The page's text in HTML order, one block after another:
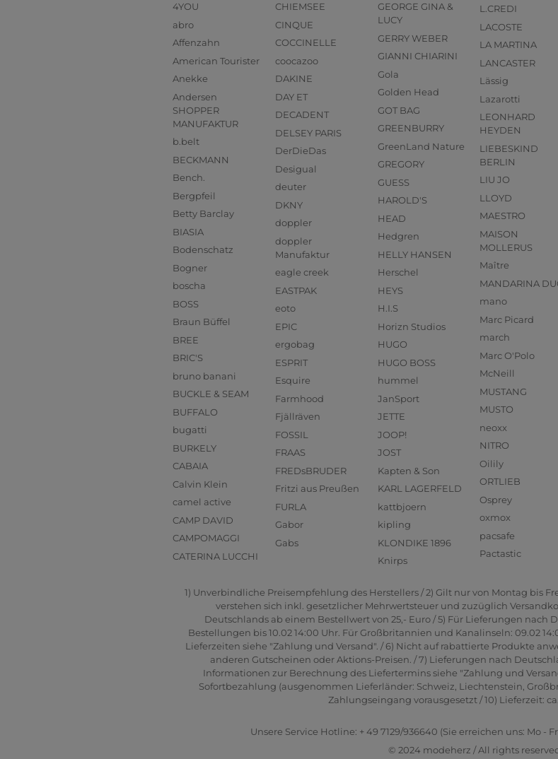
4YOU
abro
Affenzahn
American Tourister
Anekke
Andersen
SHOPPER
MANUFAKTUR
b.belt
BECKMANN
Bench.
Bergpfeil
Betty Barclay
BIASIA
Bodenschatz
Bogner
boscha
BOSS
Braun Büffel
BREE
BRIC'S
bruno banani
BUCKLE & SEAM
BUFFALO
bugatti
BURKELY
CABAIA
Calvin Klein
camel active
CAMP DAVID
CAMPOMAGGI
CATERINA LUCCHI
CHIEMSEE
CINQUE
COCCINELLE
coocazoo
DAKINE
DAY ET
DECADENT
DELSEY PARIS
DerDieDas
Desigual
deuter
DKNY
doppler
doppler
Manufaktur
eagle creek
EASTPAK
eoto
EPIC
ergobag
ESPRIT
Esquire
Farmhood
Fjällräven
FOSSIL
FRAAS
FREDsBRUDER
Fritzi aus Preußen
FURLA
Gabor
Gabs
GEORGE GINA &
LUCY
GERRY WEBER
GIANNI CHIARINI
Gola
Golden Head
GOT BAG
GREENBURRY
GreenLand Nature
GREGORY
GUESS
HAROLD'S
HEAD
Hedgren
HELLY HANSEN
Herschel
HEYS
H.I.S
Horizn Studios
HUGO
HUGO BOSS
hummel
JanSport
JETTE
JOOP!
JOST
Kapten & Son
KARL LAGERFELD
kattbjoern
kipling
KLONDIKE 1896
Knirps
L.CREDI
LACOSTE
LA MARTINA
LANCASTER
Lässig
Lazarotti
LEONHARD
HEYDEN
LIEBESKIND
BERLIN
LIU JO
LLOYD
MAESTRO
MAISON
MOLLERUS
Maître
MANDARINA
mano
Marc Picard
march
Marc O'Polo
McNeill
MUSTANG
MUSTO
neoxx
NITRO
Oilily
ORTLIEB
Osprey
oxmox
pacsafe
Pactastic
1) Unverbindliche Preisempfehlung des Herstellers / 2) Gilt nur von Montag bis
verstehen sich inkl. gesetzlicher Mehrwertsteuer und zuzüglich
Deutschlands ab einem Bestellwert von 25,- Euro / 5) Für Lieferungen nach
Bestellungen bis 10.02 14:00 Uhr. Für Großbritannien und Kanalinseln: 09.02
Lieferzeiten siehe "Zahlung und Versand". / 6) Nicht auf rabattierte Produkte
anderen Gutscheinen oder Aktions-Preisen. / 7) Lieferungen nach
Informationen zur Berechnung des Liefertermins siehe "Zahlung und
Sofortbezahlung (ausgenommen Lieferländer: Schweiz, Liechtenstein,
Zahlungseingang vorausgesetzt / 10) Lieferzeit:
Unsere Service Hotline: + 49 7129/936640 (Sie erreichen uns: Mo -
© 2024 modeherz / All rights